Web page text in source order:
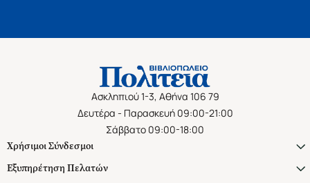
Ασκληπιού 1-3, Αθήνα 106 79
Δευτέρα - Παρασκευή 09:00-21:00
Σάββατο 09:00-18:00
Χρήσιμοι Σύνδεσμοι
Εξυπηρέτηση Πελατών